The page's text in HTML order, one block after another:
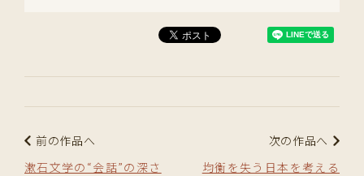
前の作品へ
漱石文学の“会話”の深さ
次の作品へ
均衡を失う日本を考える